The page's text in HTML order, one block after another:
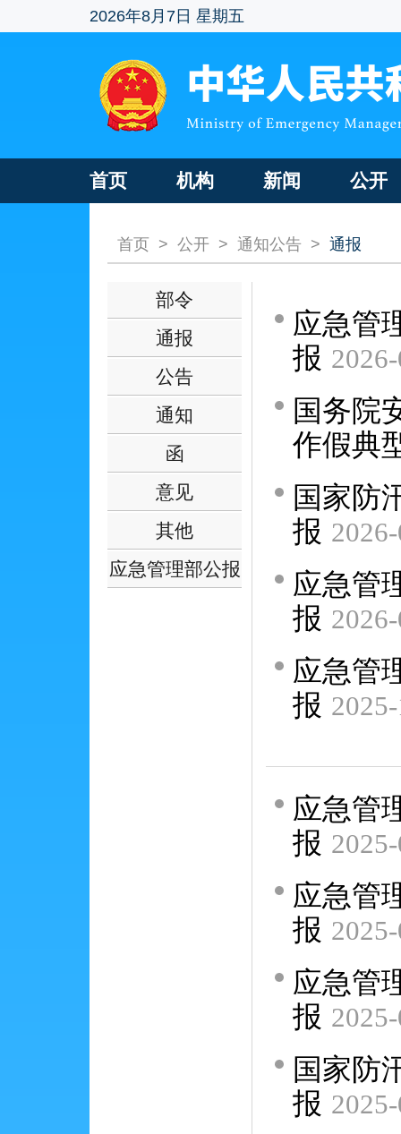
2026年8月7日 星期五
首页 机构 新闻 公开
首页 > 公开 > 通知公告 > 通报
部令
通报
公告
通知
函
意见
其他
应急管理部公报
应急管
报
国务院
作假典
国家防
报
应急管
报
应急管
报
应急管
报
应急管
报
应急管
报
国家防
报